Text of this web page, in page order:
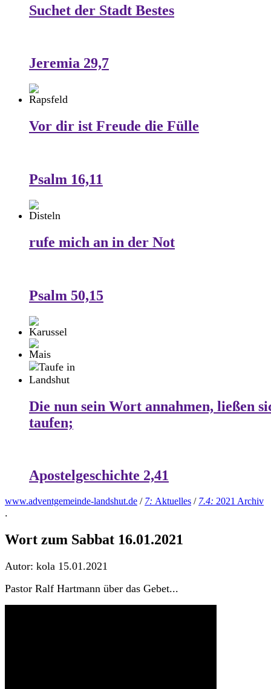
Suchet der Stadt Bestes
Jeremia 29,7
Vor dir ist Freude die Fülle
Psalm 16,11
rufe mich an in der Not
Psalm 50,15
Die nun sein Wort annahmen, ließen
taufen;
Apostelgeschichte 2,41
www.adventgemeinde-landshut.de / 7: Aktuelles / 7.4: 2021 Archiv
.
Wort zum Sabbat 16.01.2021
Autor: kola 15.01.2021
Pastor Ralf Hartmann über das Gebet...